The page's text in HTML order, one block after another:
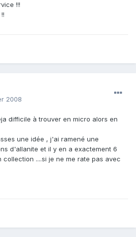
!!!
2008
difficile à trouver en micro alors en
une idée , j'ai ramené une
d'allanite et il y en a exactement 6
....si je ne me rate pas avec